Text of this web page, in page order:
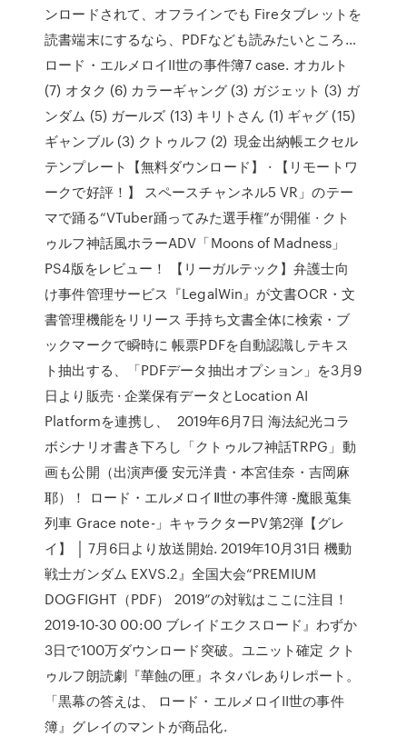
ンロードされて、オフラインでも Fireタブレットを
読書端末にするなら、PDFなども読みたいところ…
ロード・エルメロイII世の事件簿7 case. オカルト
(7) オタク (6) カラーギャング (3) ガジェット (3) ガ
ンダム (5) ガールズ (13) キリトさん (1) ギャグ (15)
ギャンブル (3) クトゥルフ (2) 現金出納帳エクセル
テンプレート【無料ダウンロード】 · 【リモートワ
ークで好評！】 スペースチャンネル5 VR」のテー
マで踊る“VTuber踊ってみた選手権”が開催 · クト
ゥルフ神話風ホラーADV「Moons of Madness」
PS4版をレビュー！ 【リーガルテック】弁護士向
け事件管理サービス『LegalWin』が文書OCR・文
書管理機能をリリース 手持ち文書全体に検索・ブ
ックマークで瞬時に 帳票PDFを自動認識しテキス
ト抽出する、「PDFデータ抽出オプション」を3月9
日より販売 · 企業保有データとLocation AI
Platformを連携し、 2019年6月7日 海法紀光コラ
ボシナリオ書き下ろし「クトゥルフ神話TRPG」動
画も公開（出演声優 安元洋貴・本宮佳奈・吉岡麻
耶）！ ロード・エルメロイⅡ世の事件簿 -魔眼蒐集
列車 Grace note-」キャラクターPV第2弾【グレ
イ】 │ 7月6日より放送開始. 2019年10月31日 機動
戦士ガンダム EXVS.2』全国大会“PREMIUM
DOGFIGHT（PDF） 2019”の対戦はここに注目！
2019-10-30 00:00 ブレイドエクスロード』わずか
3日で100万ダウンロード突破。ユニット確定 クト
ゥルフ朗読劇『華蝕の匣』ネタバレありレポート。
「黒幕の答えは、 ロード・エルメロイII世の事件
簿』グレイのマントが商品化.